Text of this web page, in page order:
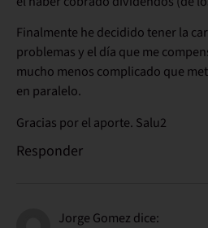
Finalmente he decidido tener la
problemas y el día que me
mucho menos complicado que
en paralelo.
Gracias por el aporte. Salu2
Responder
Jorge Gomezdice: